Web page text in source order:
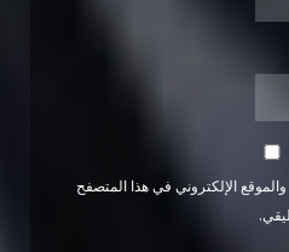
الإلكتروني في هذا المتصفح